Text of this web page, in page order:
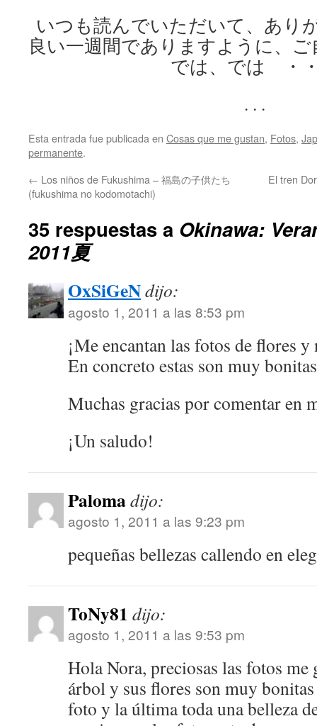
いつも読んでいただいて、あり
良い一週間でありますように、
では、では ・
. . .
Esta entrada fue publicada en Cosas que me gustan, Fotos,
permanente.
← Los niños de Fukushima – 福島の子供たち
(fukushima no kodomotachi)
El tren
35 respuestas a Okinawa:
2011夏
OxSiGeNdijo:
agosto 1, 2011 a las 8:53 pm
¡Me encantan las fotos de flores
En concreto estas son muy
Muchas gracias por comentar en
¡Un saludo!
Palomadijo:
agosto 1, 2011 a las 9:23 pm
pequeñas bellezas callendo en
ToNy81 dijo:
agosto 1, 2011 a las 9:53 pm
Hola Nora, preciosas las fotos
árbol y sus flores son muy
foto y la última toda una belleza